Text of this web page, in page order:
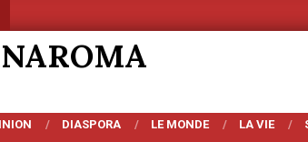
DIASPORA LE MONDE LA VIE